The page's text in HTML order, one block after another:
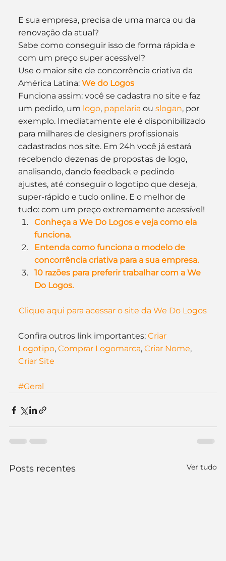
E sua empresa, precisa de uma marca ou da
renovação da atual?
Sabe como conseguir isso de forma rápida e
com um preço super acessível?
Use o maior site de concorrência criativa da
América Latina: We do Logos
Funciona assim: você se cadastra no site e faz
um pedido, um logo, papelaria ou slogan, por
exemplo. Imediatamente ele é disponibilizado
para milhares de designers profissionais
cadastrados nos site. Em 24h você já estará
recebendo dezenas de propostas de logo,
analisando, dando feedback e pedindo
ajustes, até conseguir o logotipo que deseja,
super-rápido e tudo online. E o melhor de
tudo: com um preço extremamente acessível!
Conheça a We Do Logos e veja como ela
funciona.
Entenda como funciona o modelo de
concorrência criativa para a sua empresa.
10 razões para preferir trabalhar com a We
Do Logos.
Clique aqui para acessar o site da We Do Logos
Confira outros link importantes: Criar
Logotipo, Comprar Logomarca, Criar Nome,
Criar Site
#Geral
Posts recentes Ver tudo